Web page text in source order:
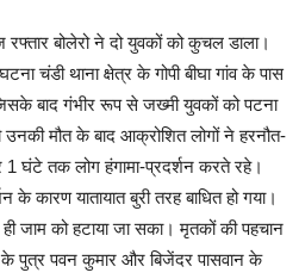
बोलेरो ने दो युवकों को कुचल डाला।
चंडी थाना क्षेत्र के गोपी बीघा गांव के पास
बाद गंभीर रूप से जख्मी युवकों को पटना
मौत के बाद आक्रोशित लोगों ने हरनौत-
1 घंटे तक लोग हंगामा-प्रदर्शन करते रहे।
कारण यातायात बुरी तरह बाधित हो गया।
जाम को हटाया जा सका। मृतकों की पहचान
के पुत्र पवन कुमार और बिजेंदर पासवान के